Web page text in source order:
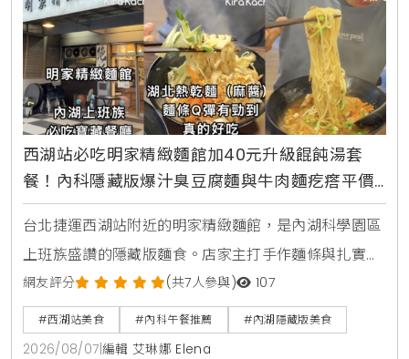
西湖站必吃明家精緻麵館加40元升級餛飩湯套
餐！內科隱藏版爆汁臭豆腐麵與牛肉麵疙瘩平價
攻略
台北捷運西湖站附近的明家精緻麵館，是內湖科學園區
上班族盛讚的隱藏版麵食。店家主打手作麵條與扎實湯
頭，包含香濃的湖北熱乾麵搭配鮮肉餛飩湯套餐，還有
酸甜解膩的蕃茄紅燒牛肉麵疙瘩，以及吸飽湯汁的麻辣
臭豆腐白肉麵。本文完整收錄菜單三大亮點，交通資訊
網友評分 (共7人參與) 107
#西湖站美食 #內科午餐推薦 #內湖隱藏版美食
2026/08/07 編輯 艾琳娜 Elena